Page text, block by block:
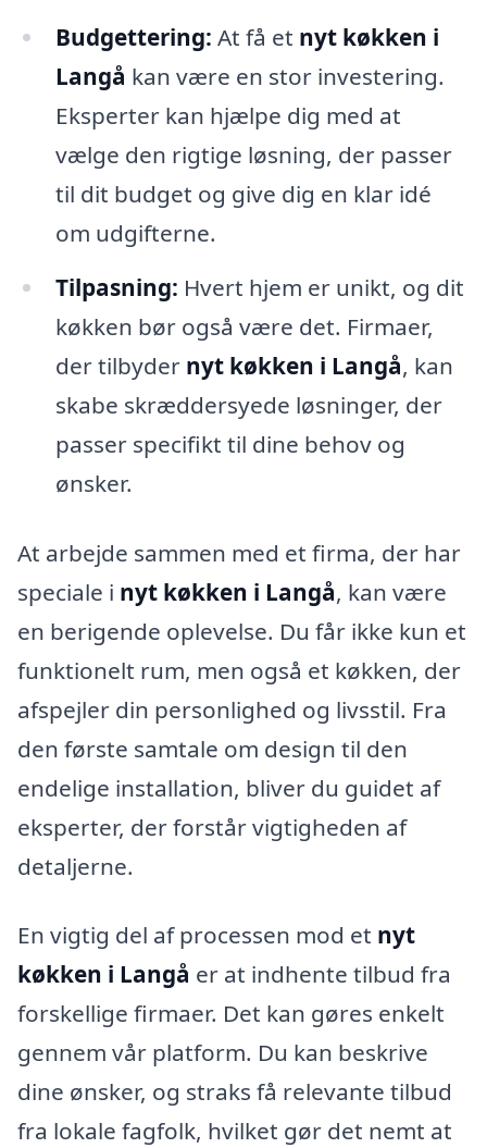
Budgettering: At få et nyt køkken i
Langå kan være en stor investering.
Eksperter kan hjælpe dig med at
vælge den rigtige løsning, der passer
til dit budget og give dig en klar idé
om udgifterne.
Tilpasning: Hvert hjem er unikt, og dit
køkken bør også være det. Firmaer,
der tilbyder nyt køkken i Langå, kan
skabe skræddersyede løsninger, der
passer specifikt til dine behov og
ønsker.
At arbejde sammen med et firma, der har
speciale i nyt køkken i Langå, kan være
en berigende oplevelse. Du får ikke kun et
funktionelt rum, men også et køkken, der
afspejler din personlighed og livsstil. Fra
den første samtale om design til den
endelige installation, bliver du guidet af
eksperter, der forstår vigtigheden af
detaljerne.
En vigtig del af processen mod et nyt
køkken i Langå er at indhente tilbud fra
forskellige firmaer. Det kan gøres enkelt
gennem vår platform. Du kan beskrive
dine ønsker, og straks få relevante tilbud
fra lokale fagfolk, hvilket gør det nemt at